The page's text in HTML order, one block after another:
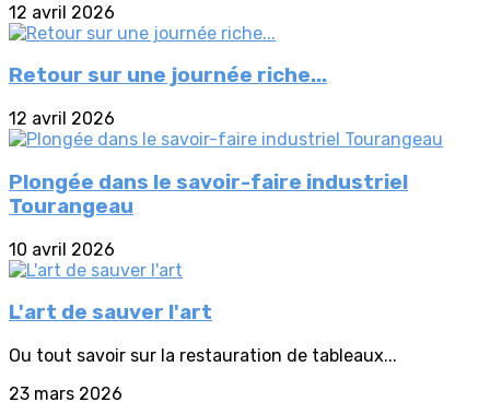
12 avril 2026
Retour sur une journée riche...
12 avril 2026
Plongée dans le savoir-faire industriel
Tourangeau
10 avril 2026
L'art de sauver l'art
Ou tout savoir sur la restauration de tableaux...
23 mars 2026